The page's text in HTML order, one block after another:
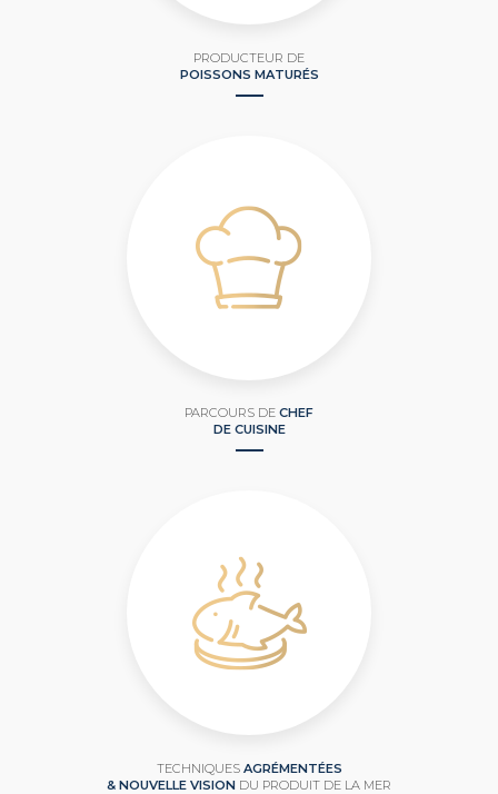
PRODUCTEUR DE
POISSONS MATURÉS
PARCOURS DE CHEF
DE CUISINE
TECHNIQUES AGRÉMENTÉES
& NOUVELLE VISION DU PRODUIT DE LA MER